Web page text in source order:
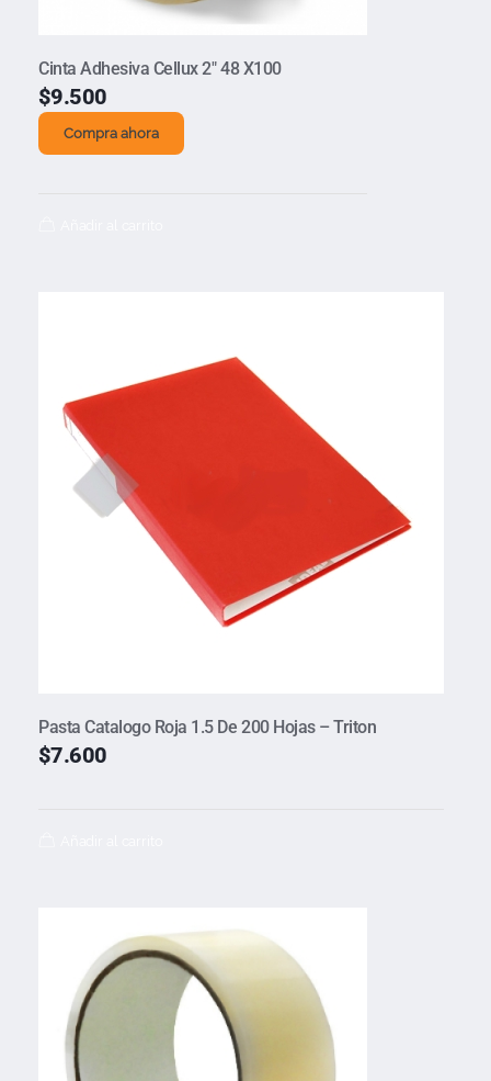
Cinta Adhesiva Cellux 2″ 48 X100
$9.500
Compra ahora
Pasta Catalogo Roja 1.5 De 200 Hojas – Triton
$7.600